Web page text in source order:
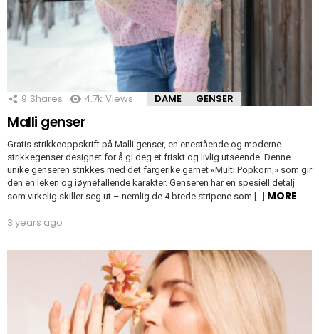
9 Shares 4.7k Views DAME GENSER
Malli genser
Gratis strikkeoppskrift på Malli genser, en enestående og moderne
strikkegenser designet for å gi deg et friskt og livlig utseende. Denne
unike genseren strikkes med det fargerike garnet «Multi Popkorn,» som gir
den en leken og iøynefallende karakter. Genseren har en spesiell detalj
som virkelig skiller seg ut – nemlig de 4 brede stripene som […] MORE
3 years ago